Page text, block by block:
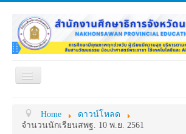
Toggle
หน่วยงานภายใน
Home
ดาวน์โหลด
จำนวนนักเรียนสพฐ. 10 พ.ย. 2561